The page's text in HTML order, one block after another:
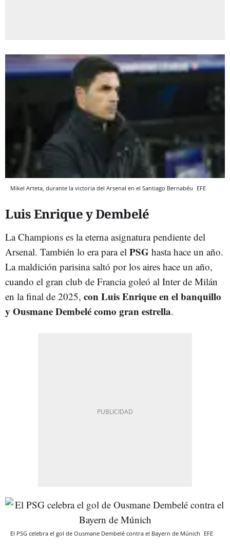
Mikel Arteta, durante la victoria del Arsenal en el Santiago Bernabéu EFE
Luis Enrique y Dembelé
La Champions es la eterna asignatura pendiente del
Arsenal. También lo era para el PSG hasta hace un año.
La maldición parisina saltó por los aires hace un año,
cuando el gran club de Francia goleó al Inter de Milán
en la final de 2025, con Luis Enrique en el banquillo
y Ousmane Dembelé como gran estrella.
El PSG celebra el gol de Ousmane Dembelé contra el Bayern de Múnich EFE